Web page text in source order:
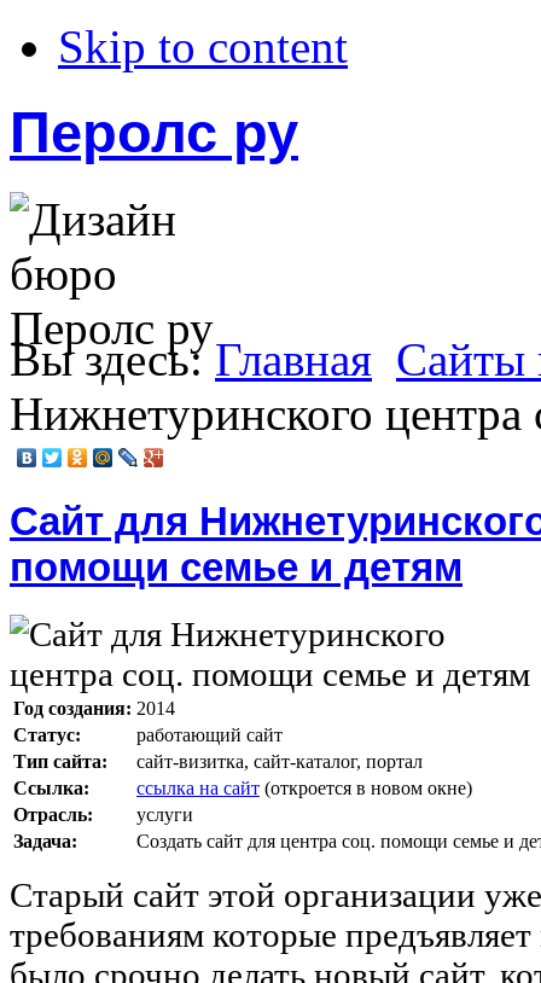
Skip to content
Перолс ру
Вы здесь: Главная Сайты
Нижнетуринского
Сайт для
помощи семье и детям
Год создания: 2014
Статус:
работающий сайт
Тип сайта:
сайт-визитка, сайт-каталог, портал
Ссылка:
ссылка на сайт (откроется в новом окне)
Отрасль:
услуги
Задача:
Создать сайт для центра соц. помощи семье и
Старый сайт этой организации
требованиям которые
было срочно делать новый сайт,